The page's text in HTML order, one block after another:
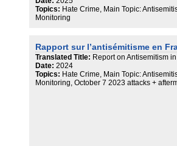
l’histoire des racismes et des
leurs conséquences les plus tragiques,
sans éluder ni le rôle des religions, ni
du racisme et de l’antisémitisme.
Topics: Hate Crime, Main Topic:
Monitoring
Rapport sur l’antisémitisme en
Translated Title: Report on Antisemitism
Date: 2024
Topics: Hate Crime, Main Topic:
Monitoring, October 7 2023 attacks +